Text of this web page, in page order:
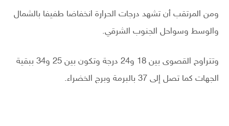
ومن المرتقب أن تشهد درجات الحرارة انخفاضا طفيفا بالشمال
والوسط وسواحل الجنوب الشرقي.
وتتراوح القصوى بين 18 و24 درجة وتكون بين 25 و34 ببقية
الجهات كما تصل إلى 37 بالبرمة وبرج الخضراء.